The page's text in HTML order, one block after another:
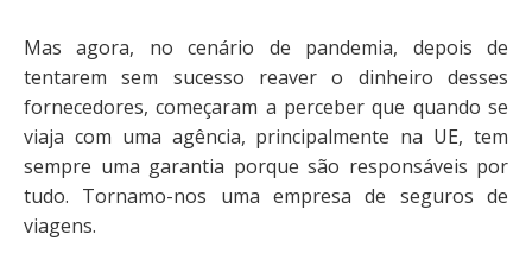
Mas agora, no cenário de pandemia, depois de
tentarem sem sucesso reaver o dinheiro desses
fornecedores, começaram a perceber que quando se
viaja com uma agência, principalmente na UE, tem
sempre uma garantia porque são responsáveis ​​por
tudo. Tornamo-nos uma empresa de seguros de
viagens.